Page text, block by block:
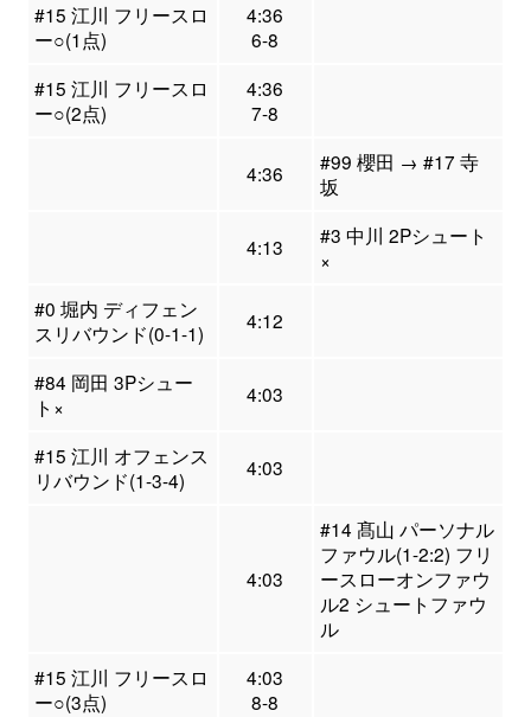
#15 江川 フリースロ
ー○(1点)
4:36
6-8
#15 江川 フリースロ
ー○(2点)
4:36
7-8
4:36
#99 櫻田 → #17 寺
坂
4:13
#3 中川 2Pシュート
×
#0 堀内 ディフェン
スリバウンド(0-1-1)
4:12
#84 岡田 3Pシュー
ト×
4:03
#15 江川 オフェンス
リバウンド(1-3-4)
4:03
4:03
#14 髙山 パーソナル
ファウル(1-2:2) フリ
ースローオンファウ
ル2 シュートファウ
ル
#15 江川 フリースロ
ー○(3点)
4:03
8-8